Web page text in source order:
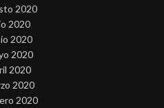
2020
2020
2020
2020
2020
2020
2020